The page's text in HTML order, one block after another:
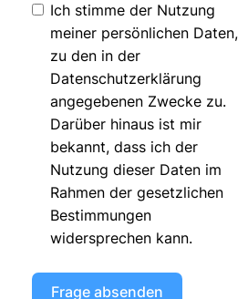
Ich stimme der Nutzung
meiner persönlichen Daten,
zu den in der
Datenschutzerklärung
angegebenen Zwecke zu.
Darüber hinaus ist mir
bekannt, dass ich der
Nutzung dieser Daten im
Rahmen der gesetzlichen
Bestimmungen
widersprechen kann.
Frage absenden